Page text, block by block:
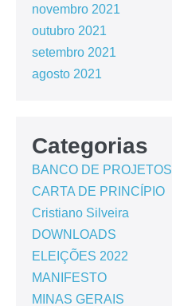
novembro 2021
outubro 2021
setembro 2021
agosto 2021
Categorias
BANCO DE PROJETOS
CARTA DE PRINCÍPIO
Cristiano Silveira
DOWNLOADS
ELEIÇÕES 2022
MANIFESTO
MINAS GERAIS